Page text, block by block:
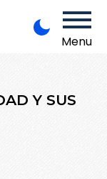
Menu
Y SUS